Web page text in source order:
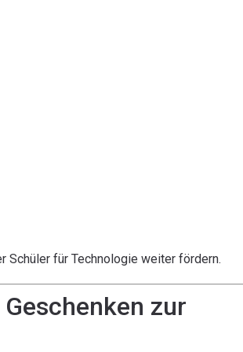
Schüler für Technologie weiter fördern.
zur